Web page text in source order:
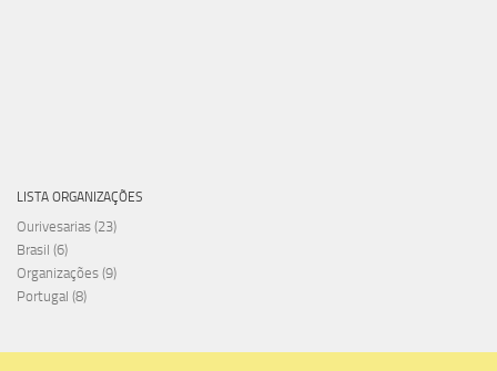
LISTA ORGANIZAÇÕES
Ourivesarias (23)
Brasil (6)
Organizações (9)
Portugal (8)